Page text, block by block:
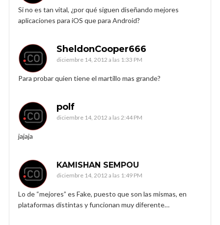
Si no es tan vital, ¿por qué siguen diseñando mejores
aplicaciones para iOS que para Android?
SheldonCooper666
diciembre 14, 2012 a las 1:33 PM
Para probar quien tiene el martillo mas grande?
polf
diciembre 14, 2012 a las 2:44 PM
jajaja
KAMISHAN SEMPOU
diciembre 14, 2012 a las 1:49 PM
Lo de “mejores” es Fake, puesto que son las mismas, en
plataformas distintas y funcionan muy diferente…